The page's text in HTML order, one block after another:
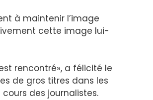
à maintenir l’image
cette image lui-
rencontré», a félicité le
de gros titres dans les
des journalistes.